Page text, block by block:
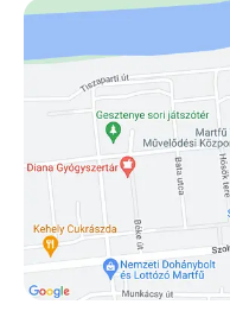
településbe. Négyen
tétlenül honfitársainak
kell. Ez már a mi
katonakorú férfi
pedig lezárják a
döntést hozni, ami az
Kérdés, hogy tudnak-e
Érdemes-e élni haza
hazáért, ami már sosem
nemcsak az országból,
Játsszák: Földes Eszter,
Ullmann Mónika
Kisprumik Ádám